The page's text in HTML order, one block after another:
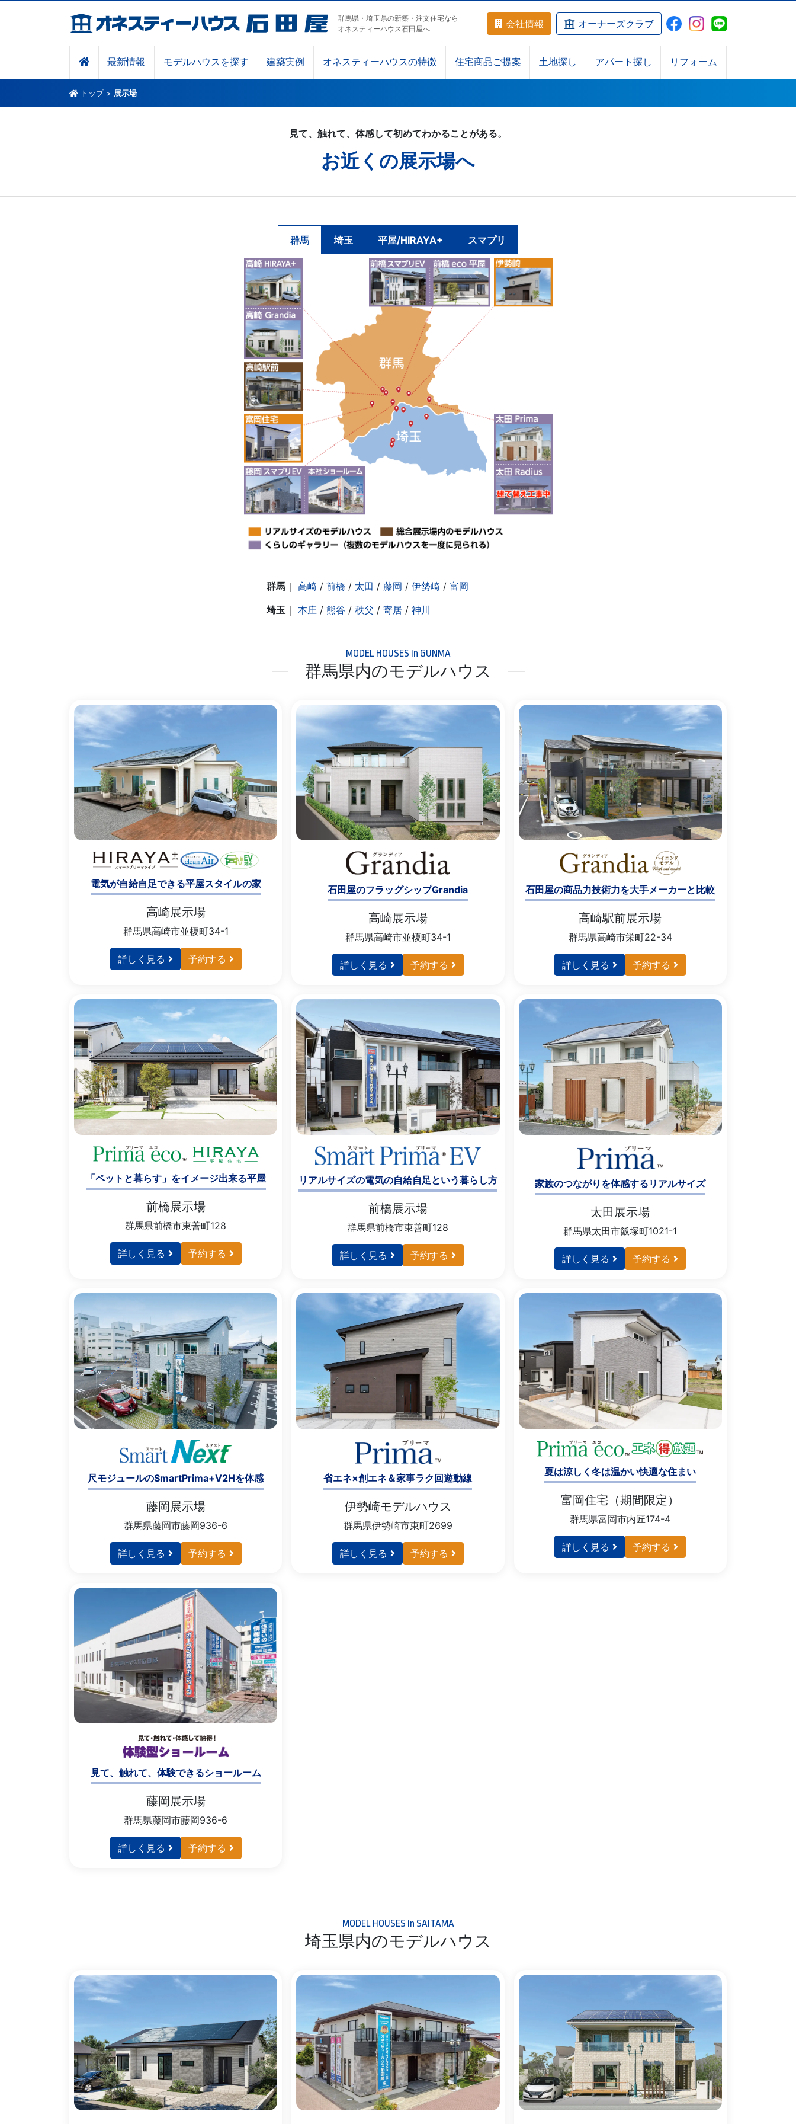
群馬県・埼玉県の新築・注文住宅なら
オネスティーハウス石田屋へ
会社情報 オーナーズクラブ
最新情報 モデルハウスを探す 建築実例 オネスティーハウスの特徴 住宅商品ご提案 土地探し アパート探し リフォーム
トップ> 展示場
見て、触れて、体感して初めてわかることがある。
お近くの展示場へ
群馬 埼玉 平屋/HIRAYA+ スマプリ
群馬｜ 高崎/ 前橋 / 太田 / 藤岡 / 伊勢崎/ 富岡
埼玉｜ 本庄/ 熊谷 / 秩父 / 寄居/ 神川
MODEL HOUSES in GUNMA
群馬県内のモデルハウス
電気が自給自足できる平屋スタイルの家
高崎展示場
群馬県高崎市並榎町34-1
詳しく見る 予約する
石田屋のフラッグシップGrandia
高崎展示場
群馬県高崎市並榎町34-1
詳しく見る 予約する
石田屋の商品力技術力を大手メーカーと比較
高崎駅前展示場
群馬県高崎市栄町22-34
詳しく見る 予約する
「ペットと暮らす」をイメージ出来る平屋
前橋展示場
群馬県前橋市東善町128
詳しく見る 予約する
リアルサイズの電気の自給自足という暮らし方
前橋展示場
群馬県前橋市東善町128
詳しく見る 予約する
家族のつながりを体感するリアルサイズ
太田展示場
群馬県太田市飯塚町1021-1
詳しく見る 予約する
尺モジュールのSmartPrima+V2Hを体感
藤岡展示場
群馬県藤岡市藤岡936-6
詳しく見る 予約する
省エネ×創エネ＆家事ラク回遊動線
伊勢崎モデルハウス
群馬県伊勢崎市東町2699
詳しく見る 予約する
夏は涼しく冬は温かい快適な住まい
富岡住宅（期間限定）
群馬県富岡市内匠174-4
詳しく見る 予約する
見て、触れて、体験できるショールーム
藤岡展示場
群馬県藤岡市藤岡936-6
詳しく見る 予約する
MODEL HOUSES in SAITAMA
埼玉県内のモデルハウス